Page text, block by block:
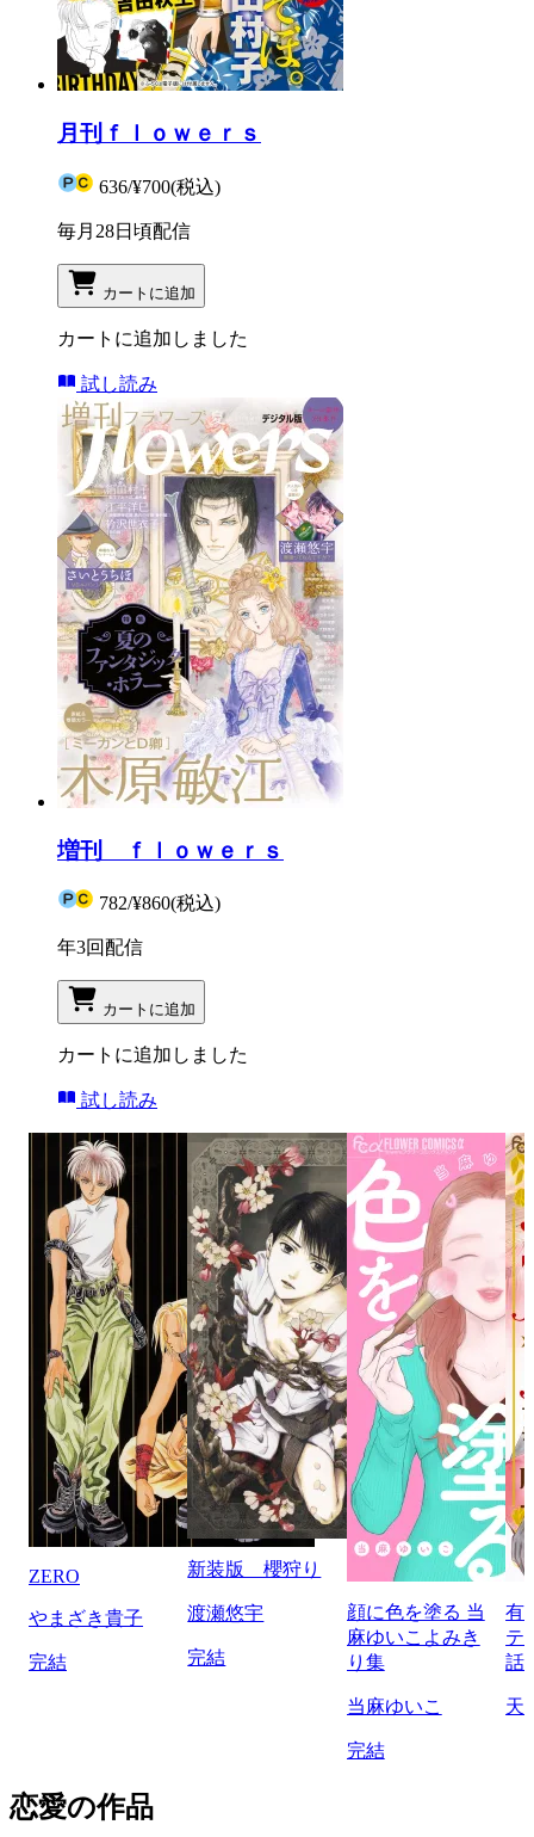
月刊ｆｌｏｗｅｒｓ
636/¥700(税込)
毎月28日頃配信
カートに追加
カートに追加しました
試し読み
増刊 ｆｌｏｗｅｒｓ
782/¥860(税込)
年3回配信
カートに追加
カートに追加しました
試し読み
ZERO
やまざき貴子
完結
新装版 櫻狩り
渡瀬悠宇
完結
顔に色を塗る 当
麻ゆいこよみき
り集
当麻ゆいこ
完結
有
テ
話
天
恋愛の作品